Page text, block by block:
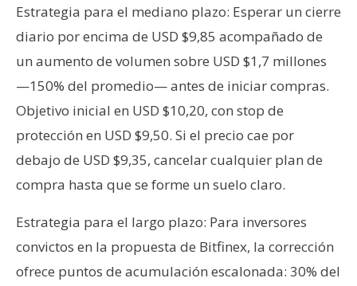
Estrategia para el mediano plazo: Esperar un cierre
diario por encima de USD $9,85 acompañado de
un aumento de volumen sobre USD $1,7 millones
—150% del promedio— antes de iniciar compras.
Objetivo inicial en USD $10,20, con stop de
protección en USD $9,50. Si el precio cae por
debajo de USD $9,35, cancelar cualquier plan de
compra hasta que se forme un suelo claro.
Estrategia para el largo plazo: Para inversores
convictos en la propuesta de Bitfinex, la corrección
ofrece puntos de acumulación escalonada: 30% del